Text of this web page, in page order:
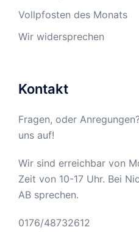
Vollpfosten des Monats
Wir widersprechen
Kontakt
Fragen, oder
uns auf!
Wir sind erreichbar von
Zeit von 10-17 Uhr. Bei
AB sprechen.
0176/48732612